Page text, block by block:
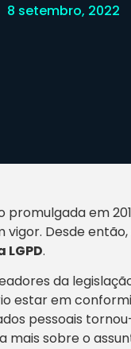
8 setembro, 2022
promulgada em
vigor. Desde
.
da
estar em
pessoais
mais sobre o